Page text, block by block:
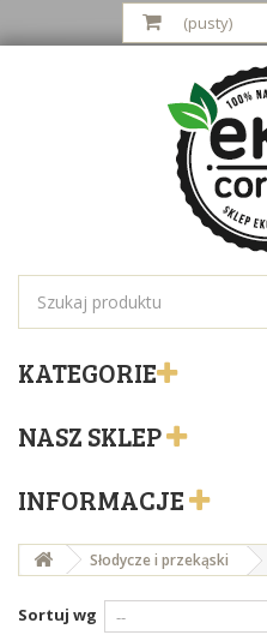
(pusty)
KATEGORIE
NASZ SKLEP
INFORMACJE
Słodycze i przekąski
Sortuj wg